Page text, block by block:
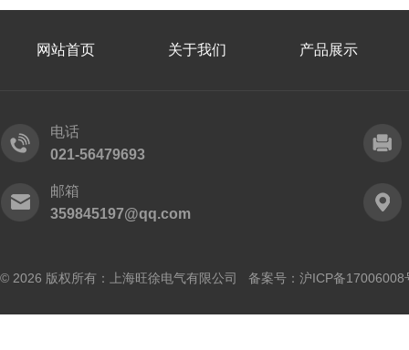
网站首页 关于我们 产品展示
电话
021-56479693
邮箱
359845197@qq.com
© 2026 版权所有：上海旺徐电气有限公司 备案号： 沪ICP备17006008